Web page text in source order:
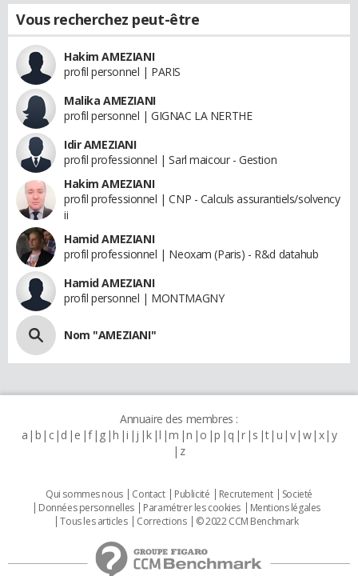
Vous recherchez peut-être
Hakim AMEZIANI
profil personnel | PARIS
Malika AMEZIANI
profil personnel | GIGNAC LA NERTHE
Idir AMEZIANI
profil professionnel | Sarl maicour - Gestion
Hakim AMEZIANI
profil professionnel | CNP - Calculs assurantiels/solvency
ii
Hamid AMEZIANI
profil professionnel | Neoxam (Paris) - R&d datahub
Hamid AMEZIANI
profil personnel | MONTMAGNY
Nom "AMEZIANI"
Annuaire des membres :
a b c d e f g h i j k l m n o p q r s t u v w x y
z
Qui sommes nous Contact Publicité Recrutement
Societé
Données personnelles
Paramétrer les cookies
Mentions légales
Tous les articles
Corrections © 2022 CCM Benchmark